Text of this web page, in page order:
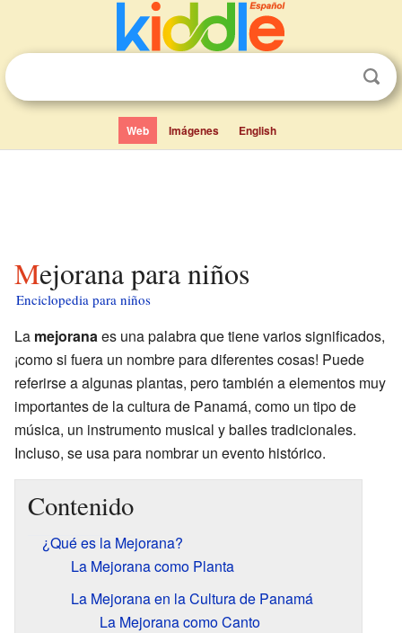
Web Imágenes English
Mejorana para niños
Enciclopedia para niños
La mejoranaes una palabra que tiene varios significados,
¡como si fuera un nombre para diferentes cosas! Puede
referirse a algunas plantas, pero también a elementos muy
importantes de la cultura de Panamá, como un tipo de
música, un instrumento musical y bailes tradicionales.
Incluso, se usa para nombrar un evento histórico.
Contenido
¿Qué es la Mejorana?
La Mejorana como Planta
La Mejorana en la Cultura de Panamá
La Mejorana como Canto